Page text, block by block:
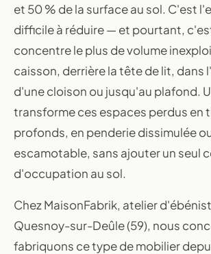
et 50 % de la surface au sol. C'est
difficile à réduire — et pourtant,
concentre le plus de volume
caisson, derrière la tête de lit, dans
d'une cloison ou jusqu'au plafond.
transforme ces espaces perdus en
profonds, en penderie dissimulée
escamotable, sans ajouter un seul
d'occupation au sol.
Chez MaisonFabrik, atelier
Quesnoy-sur-Deûle (59), nous
fabriquons ce type de mobilier